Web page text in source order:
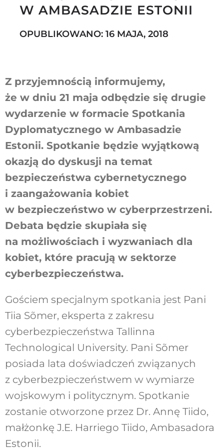
Szukaj
W AMBASADZIE ESTONII
OPUBLIKOWANO: 16 MAJA, 2018
Z przyjemnością informujemy,
że w dniu 21 maja odbędzie się drugie
wydarzenie w formacie Spotkania
Dyplomatycznego w Ambasadzie
Estonii. Spotkanie będzie wyjątkową
okazją do dyskusji na temat
bezpieczeństwa cybernetycznego
i zaangażowania kobiet
w bezpieczeństwo w cyberprzestrzeni.
Debata będzie skupiała się
na możliwościach i wyzwaniach dla
kobiet, które pracują w sektorze
cyberbezpieczeństwa.
Gościem specjalnym spotkania jest Pani
Tiia Sõmer, eksperta z zakresu
cyberbezpieczeństwa Tallinna
Technological University. Pani Sõmer
posiada lata doświadczeń związanych
z cyberbezpieczeństwem w wymiarze
wojskowym i politycznym. Spotkanie
zostanie otworzone przez Dr. Annę Tiido,
małżonkę J.E. Harriego Tiido, Ambasadora
Estonii.